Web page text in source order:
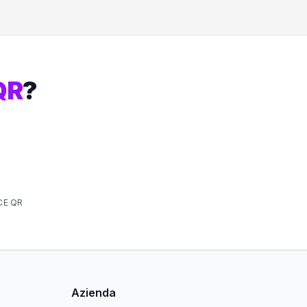
?
QR
Azienda